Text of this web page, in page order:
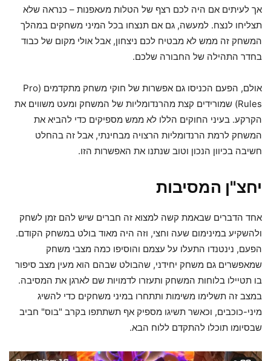
אך לעיתים אם היה לכם רצף של הטלות מעאפנות – כנראה שלא
תצליחו לנצח. למעשה, גם אם תנצחו בכל המיני משחקים במהלך
המשחק זה ממש לא מבטיח לכם ניצחון, אבל אולי מקום של כבוד
בחדר התהילה של החבורה שלכם.
אולם, הפעם הכניסו גם אפשרות של חוקי משחק מתקדמים (Pro
Rules) שמורידים קצת מהרנדומליות של המשחק ומעט משווים את
הקרקע. בעיני החוקים הללו לא ממש מספיקים כדי להביא את
המשחק לרמת הרנדומליות הרצויה מבחינתי, אבל זה בהחלט
חשיבה בכיוון הנכון וטוב שנתנו את האפשרות הזו.
יחצ"ן המסיבות
אחד הדברים שבאמת קשה למצוא זה חברים שיש להם זמן לשחק
ולהשקיע במינימום שעה וחצי, וזה היה מאוד בולט במשחק הקודם.
הפעם, נינטנדו התעלו על עצמם והוסיפו כמה מצבי משחק
שמאפשרים גם משחק יחידני, שהבולט שבהם הוא מעין מצב סיפור
בו תטיילו בלוחות המשחק ותעזרו לדמויות שם לארגן את המסיבה.
במצב זה תשלימו משימות ותתחרו במיני משחקים כדי להשיג
מיני-כוכבים, וכאשר תשיגו מספיק אף תשתתפו בקרב "בוס" חביב
שבסיומו תוכלו להתקדם ללוח הבא.